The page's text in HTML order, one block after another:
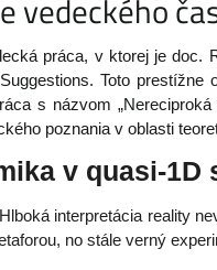
vedeckého
práca, v ktorej je doc.
Toto
s názvom
poznania v oblasti
v quasi-
interpretácia reality
no stále verný